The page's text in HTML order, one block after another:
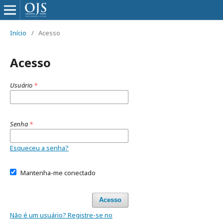
Início / Acesso
Acesso
Usuário *
Senha *
Esqueceu a senha?
Mantenha-me conectado
Acesso
Não é um usuário? Registre-se no